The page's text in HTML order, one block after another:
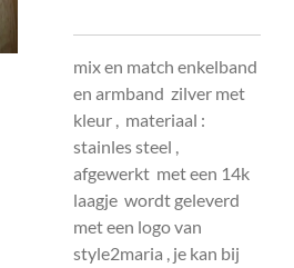
mix en match enkelband
en armband zilver met
kleur , materiaal :
stainles steel ,
afgewerkt met een 14k
laagje wordt geleverd
met een logo van
style2maria , je kan bij